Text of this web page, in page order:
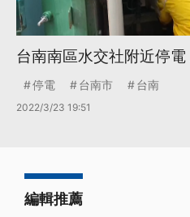
台南南區水交社附近停
停電 台南市 台南
2022/3/23 19:51
編輯推薦